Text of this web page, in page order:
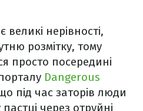
великі нерівності,
розмітку, тому
просто посередині
Dangerous
під час заторів люди
через отруйні